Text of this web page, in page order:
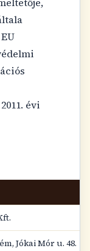
évi
Jókai Mór u. 48.